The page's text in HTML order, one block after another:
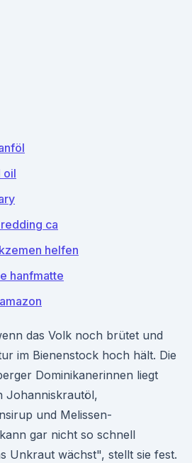
oil
ca
helfen
hanfmatte
das Volk noch brütet und
im Bienenstock hoch hält. Die
Dominikanerinnen liegt
Johanniskrautöl,
und Melissen-
gar nicht so schnell
Unkraut wächst", stellt sie fest.